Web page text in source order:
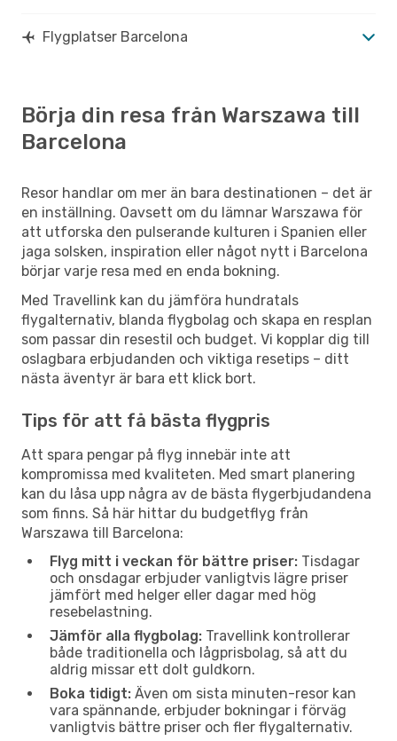
Flygplatser Barcelona
Börja din resa från Warszawa till
Barcelona
Resor handlar om mer än bara destinationen – det är
en inställning. Oavsett om du lämnar Warszawa för
att utforska den pulserande kulturen i Spanien eller
jaga solsken, inspiration eller något nytt i Barcelona
börjar varje resa med en enda bokning.
Med Travellink kan du jämföra hundratals
flygalternativ, blanda flygbolag och skapa en resplan
som passar din resestil och budget. Vi kopplar dig till
oslagbara erbjudanden och viktiga resetips – ditt
nästa äventyr är bara ett klick bort.
Tips för att få bästa flygpris
Att spara pengar på flyg innebär inte att
kompromissa med kvaliteten. Med smart planering
kan du låsa upp några av de bästa flygerbjudandena
som finns. Så här hittar du budgetflyg från
Warszawa till Barcelona:
Flyg mitt i veckan för bättre priser: Tisdagar
och onsdagar erbjuder vanligtvis lägre priser
jämfört med helger eller dagar med hög
resebelastning.
Jämför alla flygbolag: Travellink kontrollerar
både traditionella och lågprisbolag, så att du
aldrig missar ett dolt guldkorn.
Boka tidigt: Även om sista minuten-resor kan
vara spännande, erbjuder bokningar i förväg
vanligtvis bättre priser och fler flygalternativ.